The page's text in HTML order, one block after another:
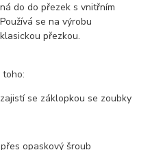
do do přezek s vnitřním
se na výrobu
přezkou.
se záklopkou se zoubky
opaskový šroub